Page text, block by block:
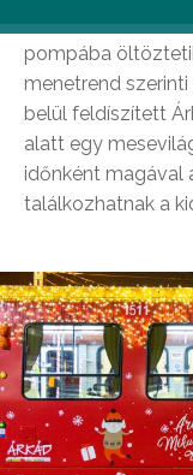
adventi időszakot
pompába
menetrend
belül feldíszített
alatt egy
időnként magával
találkozhatnak a